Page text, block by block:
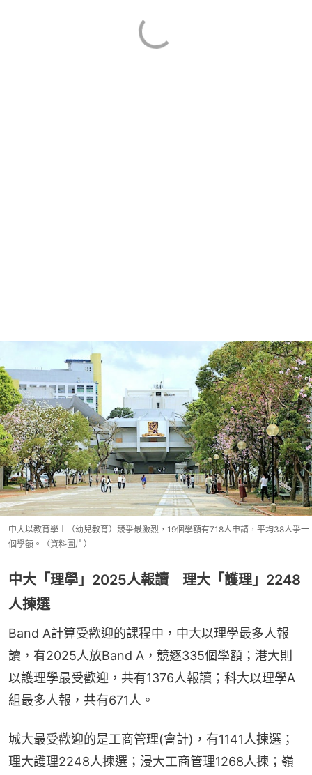
中大以教育學士（幼兒教育）競爭最激烈，19個學額有718人申請，平均38人爭一
個學額。（資料圖片）
中大「理學」2025人報讀 理大「護理」2248
人揀選
Band A計算受歡迎的課程中，中大以理學最多人報
讀，有2025人放Band A，競逐335個學額；港大則
以護理學最受歡迎，共有1376人報讀；科大以理學A
組最多人報，共有671人。
城大最受歡迎的是工商管理(會計)，有1141人揀選；
理大護理2248人揀選；浸大工商管理1268人揀；嶺